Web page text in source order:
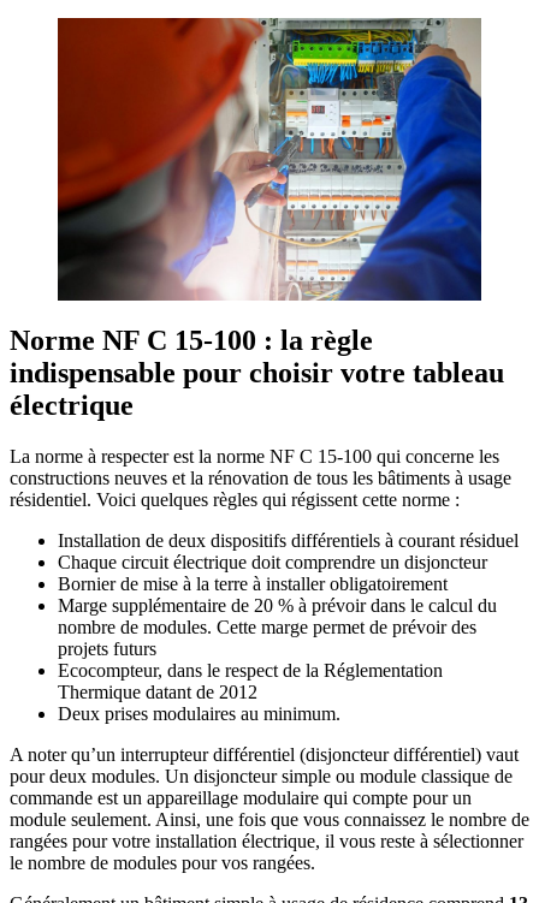
Norme NF C 15-100 : la règle
indispensable pour choisir votre tableau
électrique
La norme à respecter est la norme NF C 15-100 qui concerne les
constructions neuves et la rénovation de tous les bâtiments à usage
résidentiel. Voici quelques règles qui régissent cette norme :
Installation de deux dispositifs différentiels à courant résiduel
Chaque circuit électrique doit comprendre un disjoncteur
Bornier de mise à la terre à installer obligatoirement
Marge supplémentaire de 20 % à prévoir dans le calcul du
nombre de modules. Cette marge permet de prévoir des
projets futurs
Ecocompteur, dans le respect de la Réglementation
Thermique datant de 2012
Deux prises modulaires au minimum.
A noter qu’un interrupteur différentiel (disjoncteur différentiel) vaut
pour deux modules. Un disjoncteur simple ou module classique de
commande est un appareillage modulaire qui compte pour un
module seulement. Ainsi, une fois que vous connaissez le nombre de
rangées pour votre installation électrique, il vous reste à sélectionner
le nombre de modules pour vos rangées.